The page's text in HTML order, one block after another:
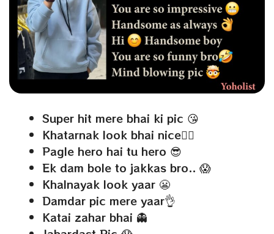
Super hit mere bhai ki pic 😘
Khatarnak look bhai nice👍🏻
Pagle hero hai tu hero 😎
Ek dam bole to jakkas bro.. 😱
Khalnayak look yaar 😬
Damdar pic mere yaar👌
Katai zahar bhai 👻